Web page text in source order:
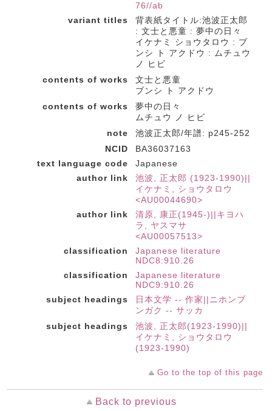
76//ab
variant titles
背表紙タイトル:池波正太郎
: 文士と悪童 : 夢中の日々
イケナミ ショウタロウ : ブ
ンシ ト アクドウ : ムチュウ
ノ ヒビ
contents of works
文士と悪童
ブンシ ト アクドウ
contents of works
夢中の日々
ムチュウ ノ ヒビ
note
池波正太郎/年譜: p245-252
NCID
BA36037163
text language code
Japanese
author link
池波, 正太郎 (1923-1990)||
イケナミ, ショウタロウ
<AU00044690>
author link
清原, 康正(1945-)||キヨハ
ラ, ヤスマサ
<AU00057513>
classification
Japanese literature
NDC8:910.26
classification
Japanese literature
NDC9:910.26
subject headings
日本文学 -- 作家||ニホンブ
ンガク -- サッカ
subject headings
池波, 正太郎(1923-1990)||
イケナミ, ショウタロウ
(1923-1990)
Go to the top of this page
Back to previous